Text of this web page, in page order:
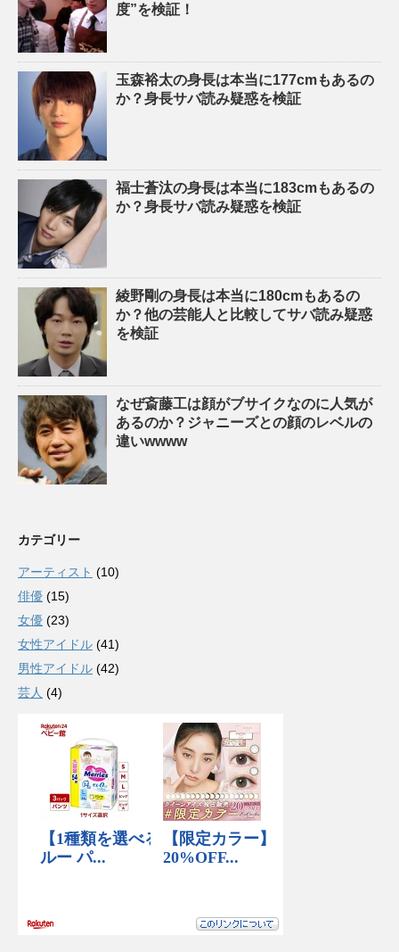
度”を検証！
玉森裕太の身長は本当に177cmもあるの
か？身長サバ読み疑惑を検証
福士蒼汰の身長は本当に183cmもあるの
か？身長サバ読み疑惑を検証
綾野剛の身長は本当に180cmもあるの
か？他の芸能人と比較してサバ読み疑惑
を検証
なぜ斎藤工は顔がブサイクなのに人気が
あるのか？ジャニーズとの顔のレベルの
違いwwww
カテゴリー
アーティスト (10)
俳優 (15)
女優 (23)
女性アイドル (41)
男性アイドル (42)
芸人 (4)